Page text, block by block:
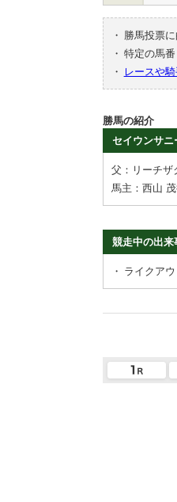
・
勝馬投票
・ 特定の馬番
・
レースや
勝馬の紹介
セイウンサニ
父：リーチザ
馬主：西山
競走中の出来
・ ライクア